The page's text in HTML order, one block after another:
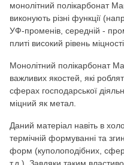
монолітний полікарбонат
виконують різні функції
УФ-променів, середній -
плиті високий рівень
Монолітний полікарбонат
важливих якостей, які
сферах господарської
міцний як метал.
Даний матеріал навіть в
термічній формуванні та
форм (куполоподібних,